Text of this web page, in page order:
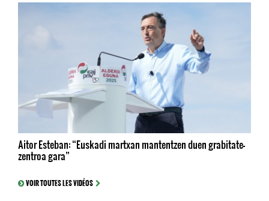
Aitor Esteban: “Euskadi martxan mantentzen duen grabitate-
zentroa gara”
VOIR TOUTES LES VIDÉOS